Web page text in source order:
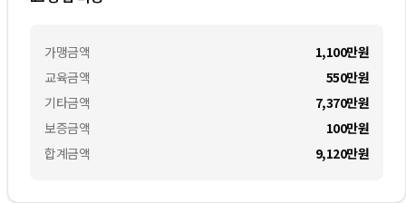
가맹금액
교육금액
기타금액
보증금액
합계금액
1,100만원
550만원
7,370만원
100만원
9,120만원